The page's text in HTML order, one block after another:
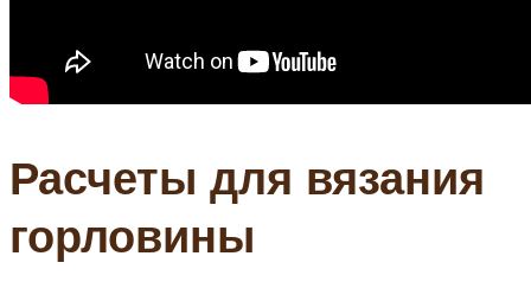
Расчеты для вязания
горловины